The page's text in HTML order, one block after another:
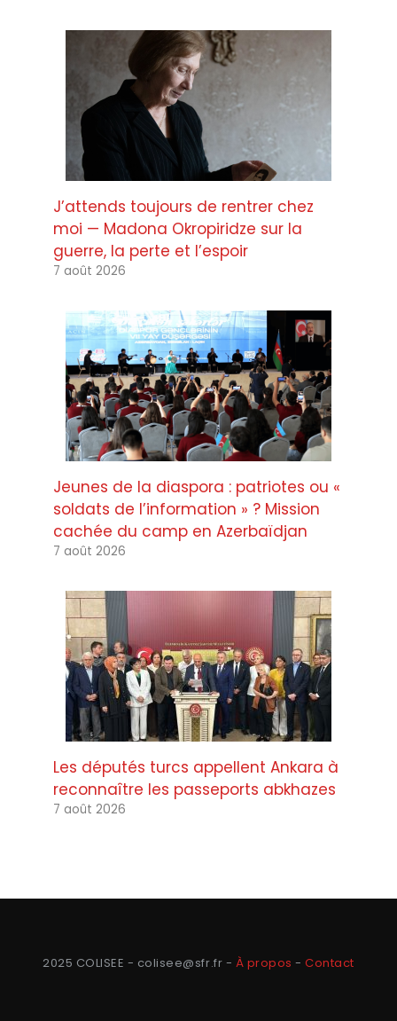
J’attends toujours de rentrer chez
moi — Madona Okropiridze sur la
guerre, la perte et l’espoir
7 août 2026
Jeunes de la diaspora : patriotes ou «
soldats de l’information » ? Mission
cachée du camp en Azerbaïdjan
7 août 2026
Les députés turcs appellent Ankara à
reconnaître les passeports abkhazes
7 août 2026
2025 COLISEE - colisee@sfr.fr - À propos -Contact